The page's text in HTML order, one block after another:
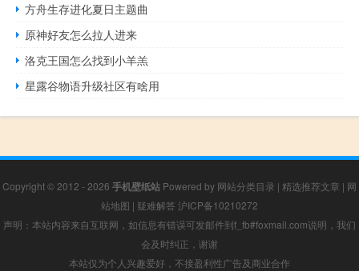
方舟生存进化夏日主题曲
原神好友怎么拉人进来
洛克王国怎么找到小羊羔
星露谷物语升级社区有啥用
Copyright © 2012 - 2026 手机壁纸站 Powered by 网站分类目录 | 精选推荐文章 | 网
站地图 | 疑难解答 沪ICP备10210272
声明：本站内容来自互联网，如信息有错误可发邮件到f_fb#foxmail.com说明，我们
会及时纠正，谢谢
本站仅为个人兴趣爱好，不接盈利性广告及商业合作